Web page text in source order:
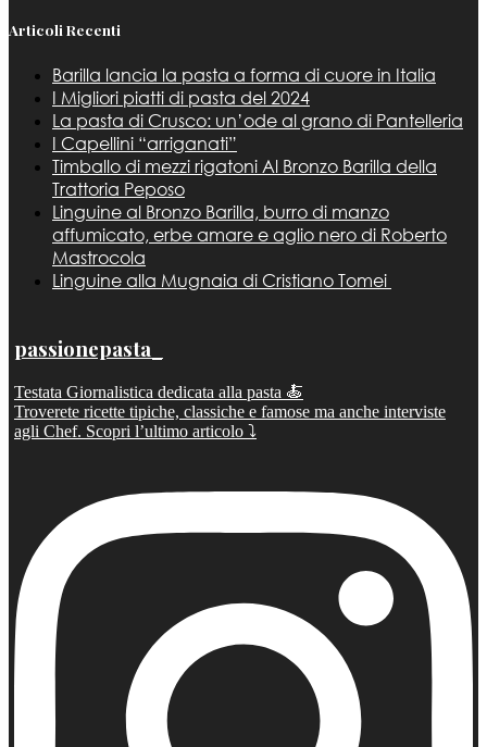
Articoli Recenti
Barilla lancia la pasta a forma di cuore in Italia
I Migliori piatti di pasta del 2024
La pasta di Crusco: un’ode al grano di Pantelleria
I Capellini “arriganati”
Timballo di mezzi rigatoni Al Bronzo Barilla della
Trattoria Peposo
Linguine al Bronzo Barilla, burro di manzo
affumicato, erbe amare e aglio nero di Roberto
Mastrocola
Linguine alla Mugnaia di Cristiano Tomei
passionepasta_
Testata Giornalistica dedicata alla pasta 🍝
Troverete ricette tipiche, classiche e famose ma anche interviste
agli Chef. Scopri l’ultimo articolo ⤵️